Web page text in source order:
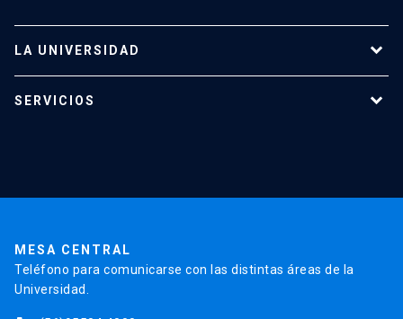
LA UNIVERSIDAD
Admisión
SERVICIOS
MESA CENTRAL
Teléfono para comunicarse con las distintas áreas de la
Universidad.